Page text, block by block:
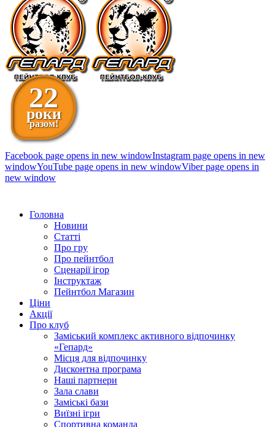
22
роки
разом!
Facebook page opens in new windowInstagram page opens in new
windowYouTube page opens in new windowViber page opens in
new window
Головна
Новини
Статті
Про гру
Про пейнтбол
Сценарії ігор
Інструктаж
Пейнтбол Магазин
Ціни
Акції
Про клуб
Заміський комплекс активного відпочинку
«Гепард»
Місця для відпочинку
Дисконтна програма
Наші партнери
Зала слави
Заміські бази
Виїзні ігри
Спортивна команда